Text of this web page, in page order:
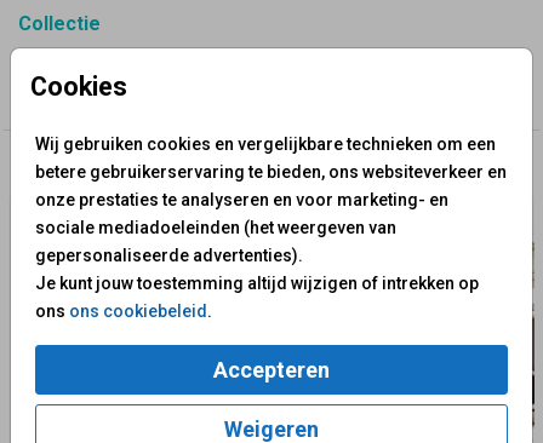
Cookies
Wij gebruiken cookies en vergelijkbare technieken om een
betere gebruikerservaring te bieden, ons websiteverkeer en
onze prestaties te analyseren en voor marketing- en
sociale mediadoeleinden (het weergeven van
gepersonaliseerde advertenties).
Je kunt jouw toestemming altijd wijzigen of intrekken op
ons ons cookiebeleid .
Accepteren
Weigeren
Collectie
Huwelijk - Fuif
✨ Deze ontwerpen vind je misschien ook leuk